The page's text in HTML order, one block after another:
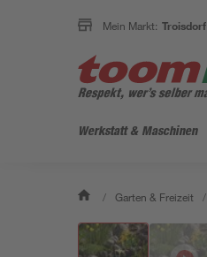
Mein Markt: Troisdorf
Werkstatt & Maschinen
/ Garten & Freizeit /